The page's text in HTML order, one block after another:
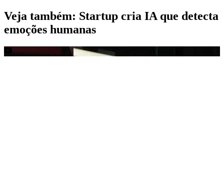
Veja também: Startup cria IA que detecta
emoções humanas